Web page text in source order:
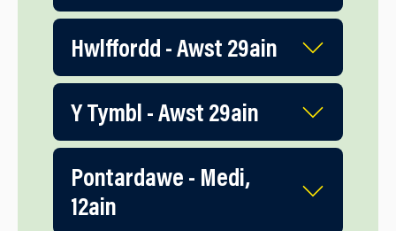
Hwlffordd - Awst 29ain
Y Tymbl - Awst 29ain
Pontardawe - Medi,
12ain